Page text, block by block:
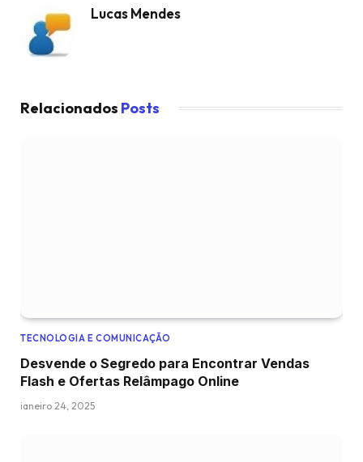
Lucas Mendes
Relacionados Posts
TECNOLOGIA E COMUNICAÇÃO
Desvende o Segredo para Encontrar Vendas
Flash e Ofertas Relâmpago Online
janeiro 24, 2025